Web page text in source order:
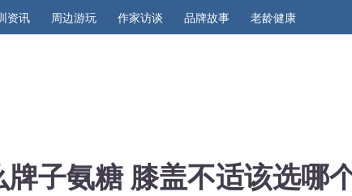
资讯 周边游玩 作家访谈 品牌故事 老龄健康
子氨糖 膝盖不适该选哪